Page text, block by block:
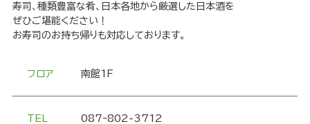
寿司、種類豊富な肴、日本各地から厳選した日本酒を
ぜひご堪能ください！
お寿司のお持ち帰りも対応しております。
フロア 南館1F
TEL 087ｰ802-3712